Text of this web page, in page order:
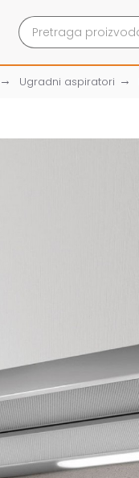
Ugradni aspiratori